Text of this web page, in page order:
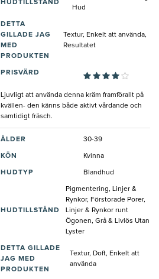
HUDTILLSTÅND
Hud
DETTA
GILLADE JAG
MED
PRODUKTEN
Textur, Enkelt att använda,
Resultatet
PRISVÄRD
Ljuvligt att använda denna kräm framförallt på
kvällen- den känns både aktivt vårdande och
samtidigt fräsch.
ÅLDER 30-39
KÖN Kvinna
HUDTYP Blandhud
HUDTILLSTÅND
Pigmentering, Linjer &
Rynkor, Förstorade Porer,
Linjer & Rynkor runt
Ögonen, Grå & Livlös Utan
Lyster
DETTA GILLADE
JAG MED
PRODUKTEN
Textur, Doft, Enkelt att
använda